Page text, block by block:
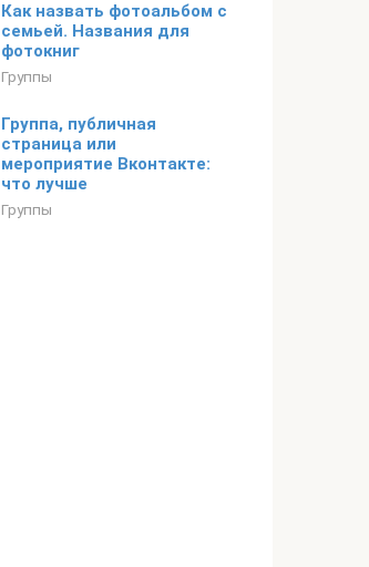
Как назвать фотоальбом с
семьей. Названия для
фотокниг
Группы
Группа, публичная
страница или
мероприятие Вконтакте:
что лучше
Группы